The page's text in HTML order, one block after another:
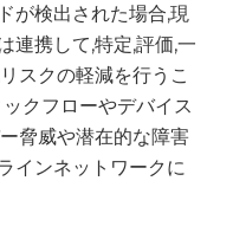
が検出された場合,現
連携して,特定,評価,一
スクの軽減を行うこ
クフローやデバイス
脅威や潜在的な障害
インネットワークに